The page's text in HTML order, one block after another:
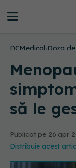
DCMedical›Doza
să le
Publicat pe 26 apr
Distribuie acest